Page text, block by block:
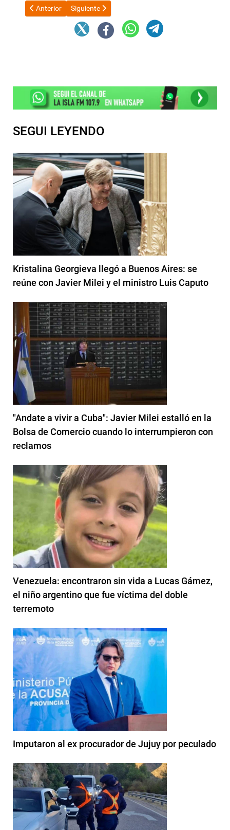
Artículo anterior: El FMI insiste con los “progresos” de
Anterior Artículo siguiente: Carlos Molina: “Hoy me siento
Siguiente
SEGUI LEYENDO
Kristalina Georgieva llegó a Buenos Aires: se
reúne con Javier Milei y el ministro Luis Caputo
"Andate a vivir a Cuba": Javier Milei estalló en la
Bolsa de Comercio cuando lo interrumpieron con
reclamos
Venezuela: encontraron sin vida a Lucas Gámez,
el niño argentino que fue víctima del doble
terremoto
Imputaron al ex procurador de Jujuy por peculado